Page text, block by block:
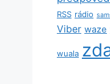
RSS rádio
Viber waze
wuala